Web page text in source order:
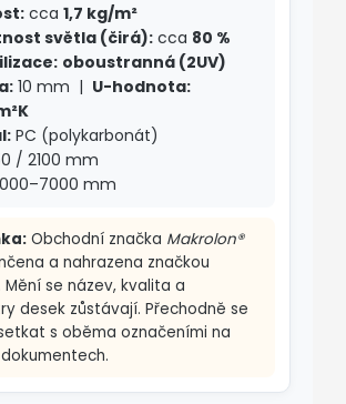
cca 1,7 kg/m²
světla (čirá): cca 80 %
oboustranná (2UV)
10 mm | U-hodnota:
PC (polykarbonát)
/ 2100 mm
mm
Obchodní značka Makrolon®
a nahrazena značkou
. Mění se název, kvalita a
desek zůstávají. Přechodně se
s oběma označeními na